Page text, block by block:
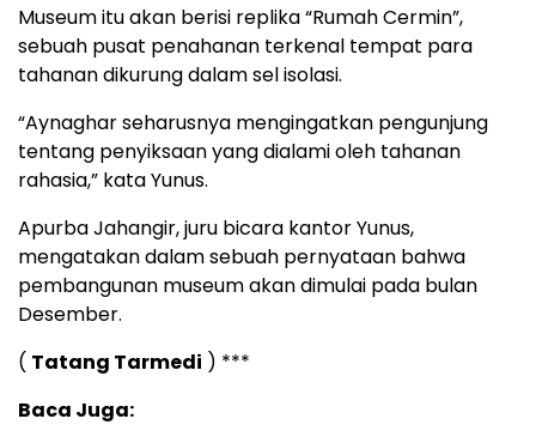
Museum itu akan berisi replika “Rumah Cermin”,
sebuah pusat penahanan terkenal tempat para
tahanan dikurung dalam sel isolasi.
“Aynaghar seharusnya mengingatkan pengunjung
tentang penyiksaan yang dialami oleh tahanan
rahasia,” kata Yunus.
Apurba Jahangir, juru bicara kantor Yunus,
mengatakan dalam sebuah pernyataan bahwa
pembangunan museum akan dimulai pada bulan
Desember.
( Tatang Tarmedi ) ***
Baca Juga: